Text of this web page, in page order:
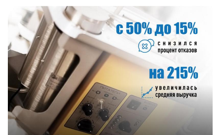
Смотреть проект